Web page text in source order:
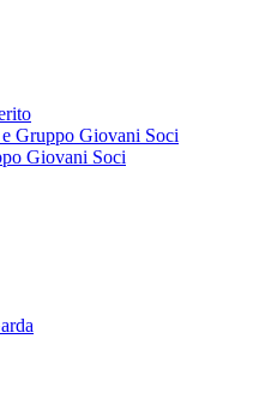
Gruppo Giovani Soci
Giovani Soci